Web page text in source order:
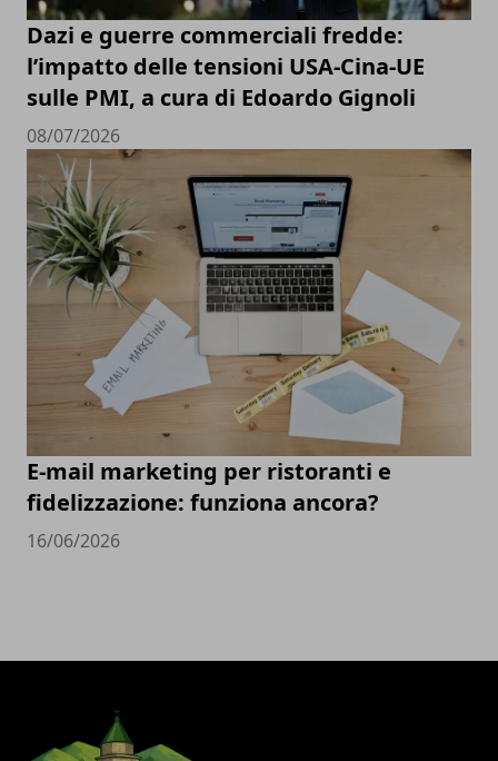
Dazi e guerre commerciali fredde:
l’impatto delle tensioni USA-Cina-UE
sulle PMI, a cura di Edoardo Gignoli
08/07/2026
E-mail marketing per ristoranti e
fidelizzazione: funziona ancora?
16/06/2026